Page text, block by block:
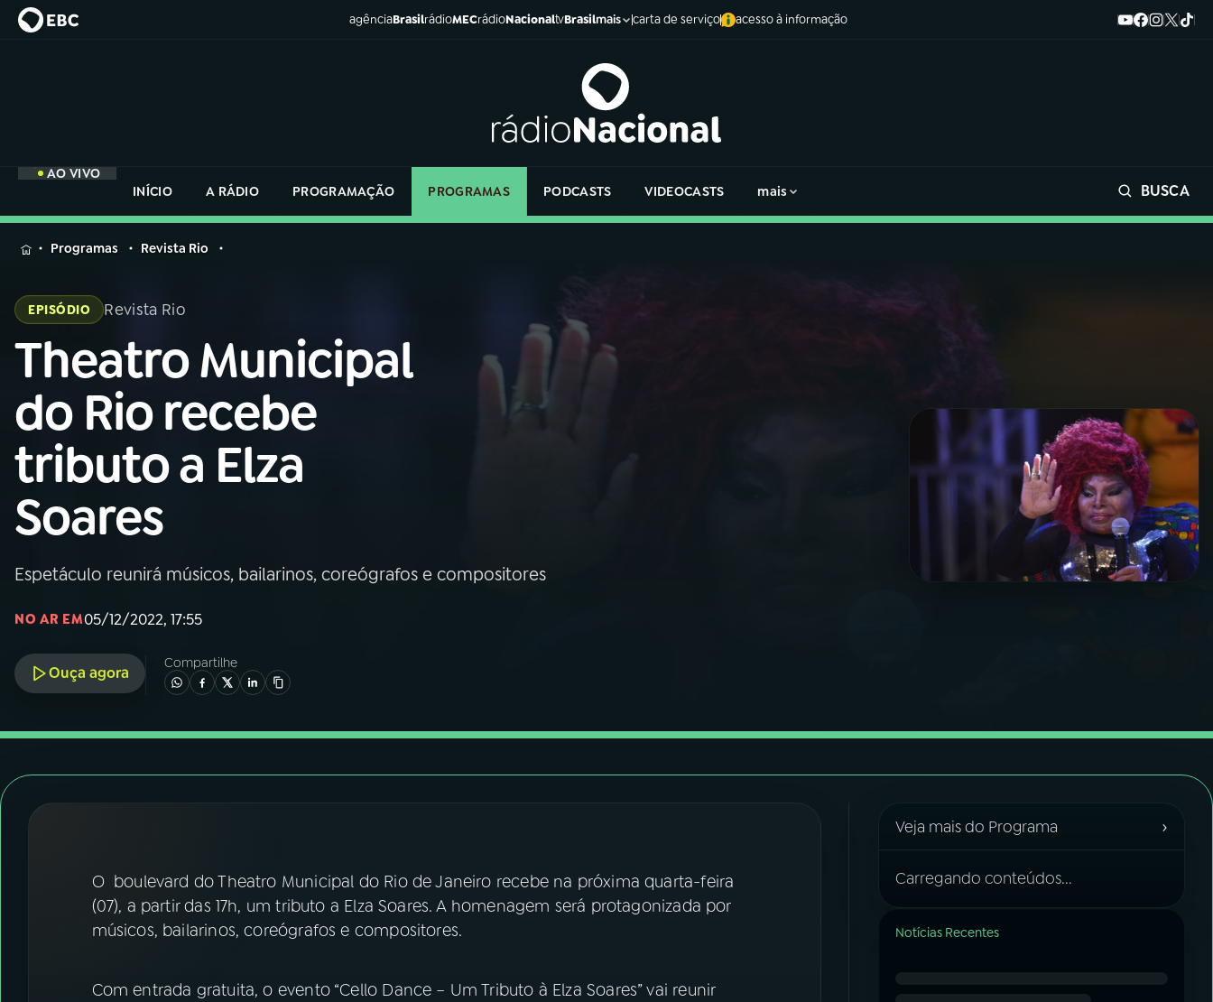
agênciaBrasilrádioMECrádioNacionaltvBrasilmais carta de serviço acesso à informação
AO VIVO
INÍCIO
A RÁDIO PROGRAMAÇÃO PROGRAMAS PODCASTS VIDEOCASTS mais BUSCA
MENU
Buscar
Rádio
Nacional
01 INÍCIO
02 A RÁDIO
03PROGRAMAÇÃO
05PODCASTS
FESTIVAL DE MÚSICA
ACOMPANHE A RÁDIO NACIONAL
na
Rádio
Programas Revista Rio
EPISÓDIO Revista Rio
Theatro Municipal
do Rio recebe
tributo a Elza
Soares
Espetáculo reunirá músicos, bailarinos, coreógrafos e compositores
NO AR EM05/12/2022, 17:55
Ouça agora
Compartilhe
O boulevard do Theatro Municipal do Rio de Janeiro recebe na próxima quarta-feira
(07), a partir das 17h, um tributo a Elza Soares. A homenagem será protagonizada por
músicos, bailarinos, coreógrafos e compositores.
Com entrada gratuita, o evento “Cello Dance – Um Tributo à Elza Soares” vai reunir
Veja mais do Programa ›
Carregando conteúdos...
Notícias Recentes